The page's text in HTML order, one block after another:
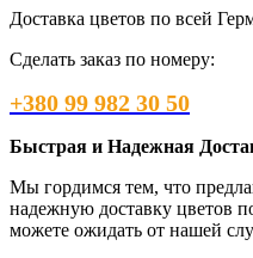
Доставка цветов по всей
Сделать заказ по номеру:
+380 99 982 30 50
Быстрая и Надежная
Мы гордимся тем, что
надежную доставку цветов
можете ожидать от нашей